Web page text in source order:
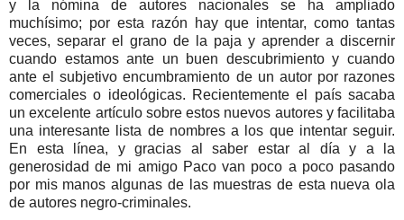
y la nómina de autores nacionales se ha ampliado
muchísimo; por esta razón hay que intentar, como tantas
veces, separar el grano de la paja y aprender a discernir
cuando estamos ante un buen descubrimiento y cuando
ante el subjetivo encumbramiento de un autor por razones
comerciales o ideológicas. Recientemente el país sacaba
un excelente artículo sobre estos nuevos autores y facilitaba
una interesante lista de nombres a los que intentar seguir.
En esta línea, y gracias al saber estar al día y a la
generosidad de mi amigo Paco van poco a poco pasando
por mis manos algunas de las muestras de esta nueva ola
de autores negro-criminales.